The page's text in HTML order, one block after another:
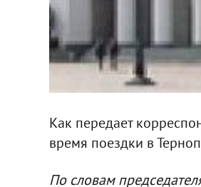
Как передает
время поездки в
По словам